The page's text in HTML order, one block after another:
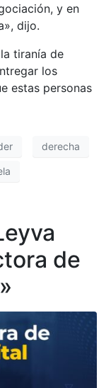
y en
dijo.
tiranía de
los
estas personas
derecha
de